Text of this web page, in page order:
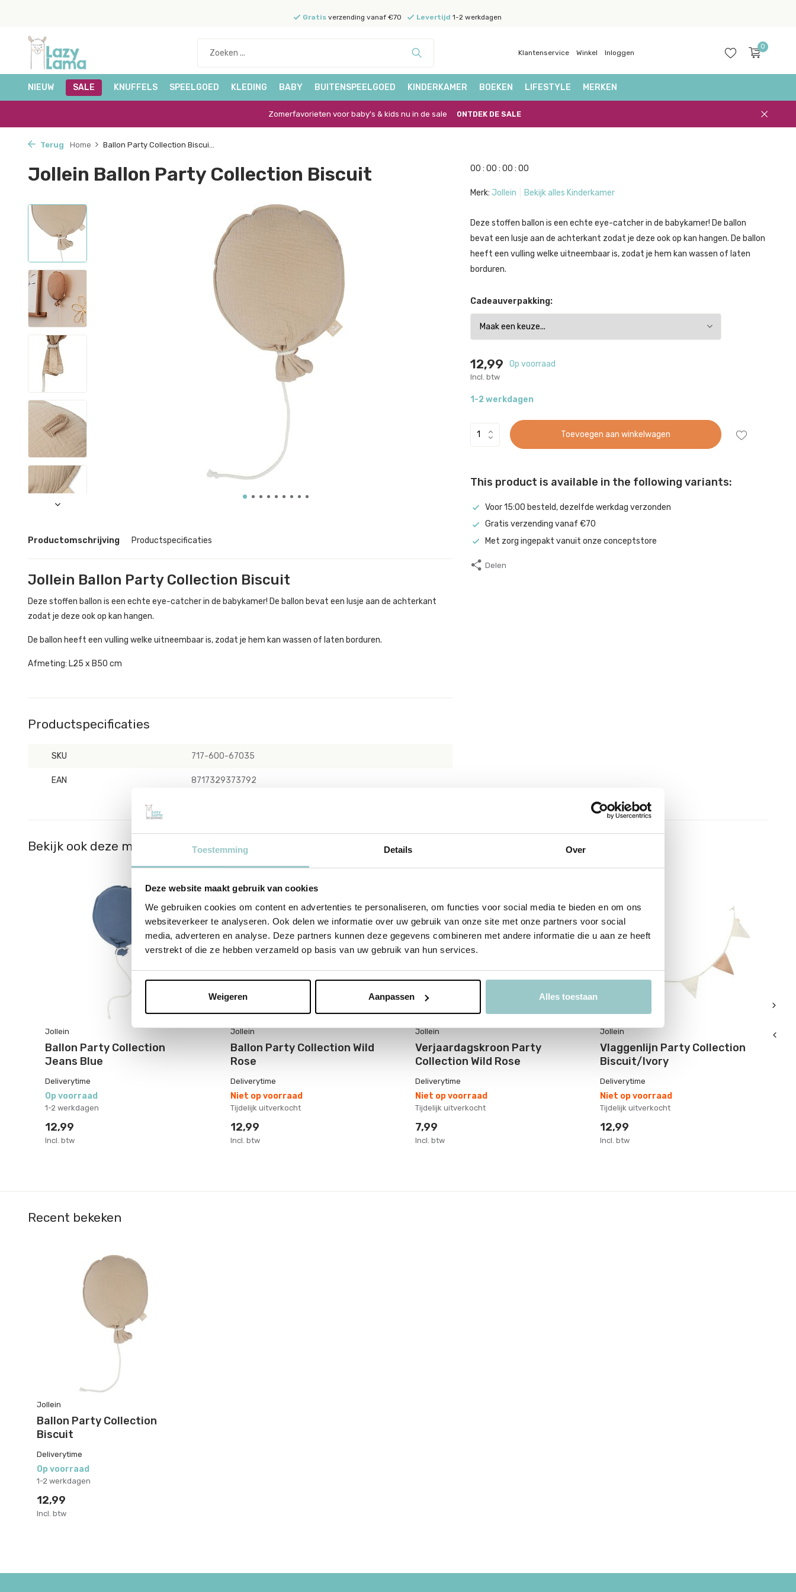
Toestemming Details Over
Deze website maakt gebruik van cookies
We gebruiken cookies om content en advertenties te personaliseren, om functies voor social media te bieden en om ons
websiteverkeer te analyseren. Ook delen we informatie over uw gebruik van onze site met onze partners voor social
media, adverteren en analyse. Deze partners kunnen deze gegevens combineren met andere informatie die u aan ze heeft
verstrekt of die ze hebben verzameld op basis van uw gebruik van hun services.
Weigeren Aanpassen Alles toestaan
Gratisverzending vanaf €70 Levertijd 1-2 werkdagen
Klantenservice Winkel Inloggen
0
NIEUW SALE KNUFFELS SPEELGOED KLEDING BABY BUITENSPEELGOED KINDERKAMER BOEKEN LIFESTYLE MERKEN
Zomerfavorieten voor baby's & kids nu in de sale ONTDEK DE SALE
Terug Home Ballon Party Collection Biscui...
Jollein Ballon Party Collection Biscuit
Productomschrijving Productspecificaties
Jollein Ballon Party Collection Biscuit
Deze stoffen ballon is een echte eye-catcher in de babykamer! De ballon bevat een lusje aan de achterkant
zodat je deze ook op kan hangen.
De ballon heeft een vulling welke uitneembaar is, zodat je hem kan wassen of laten borduren.
Afmeting: L25 x B50 cm
Productspecificaties
SKU 717-600-67035
EAN 8717329373792
00 : 00 : 00 : 00
Merk: Jollein Bekijk alles Kinderkamer
Deze stoffen ballon is een echte eye-catcher in de babykamer! De ballon
bevat een lusje aan de achterkant zodat je deze ook op kan hangen. De ballon
heeft een vulling welke uitneembaar is, zodat je hem kan wassen of laten
borduren.
Cadeauverpakking:
12,99 Op voorraad
Incl. btw
1-2 werkdagen
Toevoegen aan winkelwagen
This product is available in the following variants:
Voor 15:00 besteld, dezelfde werkdag verzonden
Gratis verzending vanaf €70
Met zorg ingepakt vanuit onze conceptstore
Delen
Bekijk ook deze must-haves
Jollein
Ballon Party Collection
Jeans Blue
Deliverytime
Op voorraad
1-2 werkdagen
12,99
Incl. btw
Jollein
Ballon Party Collection Wild
Rose
Deliverytime
Niet op voorraad
Tijdelijk uitverkocht
12,99
Incl. btw
Jollein
Verjaardagskroon Party
Collection Wild Rose
Deliverytime
Niet op voorraad
Tijdelijk uitverkocht
7,99
Incl. btw
Jollein
Vlaggenlijn Party Collection
Biscuit/Ivory
Deliverytime
Niet op voorraad
Tijdelijk uitverkocht
12,99
Incl. btw
Recent bekeken
Jollein
Ballon Party Collection
Biscuit
Deliverytime
Op voorraad
1-2 werkdagen
12,99
Incl. btw